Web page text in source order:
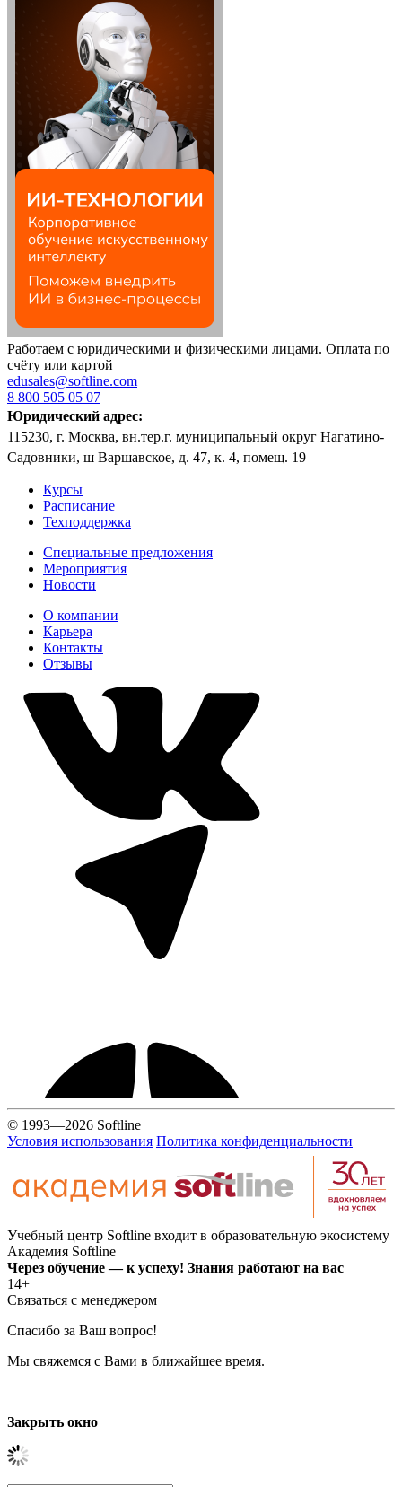
Работаем с юридическими и физическими лицами. Оплата по
счёту или картой
edusales@softline.com
8 800 505 05 07
Юридический адрес:
115230, г. Москва, вн.тер.г. муниципальный округ Нагатино-
Садовники, ш Варшавское, д. 47, к. 4, помещ. 19
Курсы
Расписание
Техподдержка
Специальные предложения
Мероприятия
Новости
О компании
Карьера
Контакты
Отзывы
© 1993—2026 Softline
Условия использования Политика конфиденциальности
Учебный центр Softline входит в образовательную экосистему
Академия Softline
Через обучение — к успеху! Знания работают на вас
14+
Связаться с менеджером
Спасибо за Ваш вопрос!
Мы свяжемся с Вами в ближайшее время.
Закрыть окно